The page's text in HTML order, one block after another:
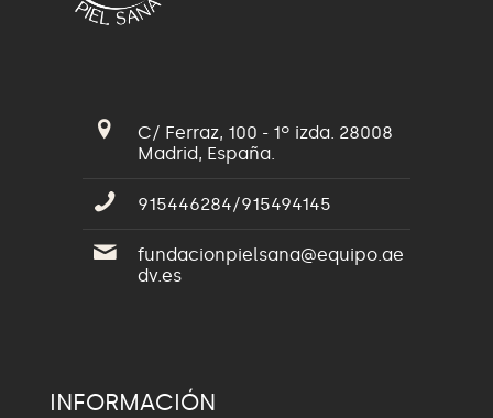
C/ Ferraz, 100 - 1º izda. 28008
Madrid, España.
915446284/915494145
fundacionpielsana@equipo.ae
dv.es
INFORMACIÓN